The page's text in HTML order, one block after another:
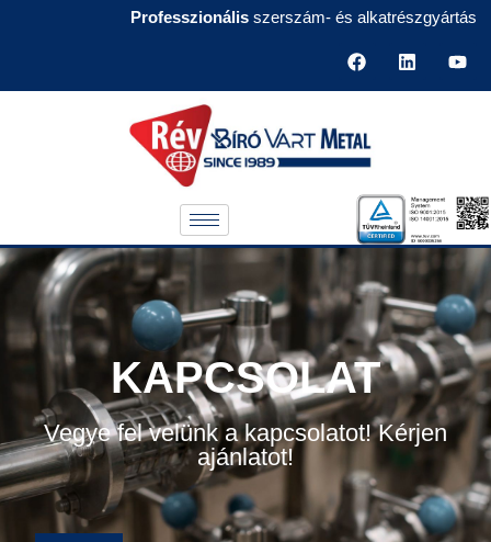
Professzionálisszerszám- és alkatrészgyártás
KAPCSOLAT
Vegye fel velünk a kapcsolatot! Kérjen
ajánlatot!